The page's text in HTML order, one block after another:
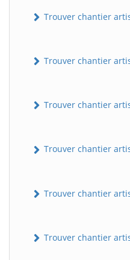
Trouver chantier
Trouver chantier
Trouver chantier
Trouver chantier
Trouver chantier
Trouver chantier